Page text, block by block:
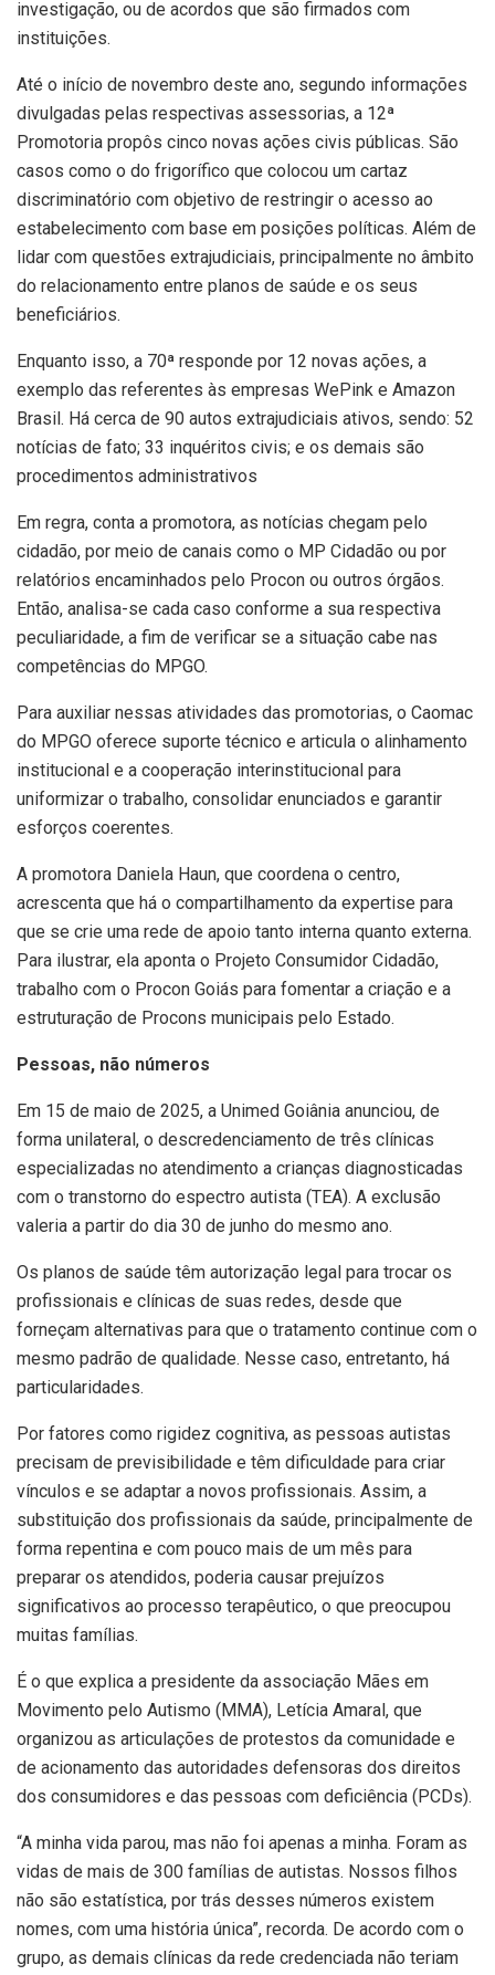
investigação, ou de acordos que são firmados com
instituições.
Até o início de novembro deste ano, segundo informações
divulgadas pelas respectivas assessorias, a 12ª
Promotoria propôs cinco novas ações civis públicas. São
casos como o do frigorífico que colocou um cartaz
discriminatório com objetivo de restringir o acesso ao
estabelecimento com base em posições políticas. Além de
lidar com questões extrajudiciais, principalmente no âmbito
do relacionamento entre planos de saúde e os seus
beneficiários.
Enquanto isso, a 70ª responde por 12 novas ações, a
exemplo das referentes às empresas WePink e Amazon
Brasil. Há cerca de 90 autos extrajudiciais ativos, sendo: 52
notícias de fato; 33 inquéritos civis; e os demais são
procedimentos administrativos
Em regra, conta a promotora, as notícias chegam pelo
cidadão, por meio de canais como o MP Cidadão ou por
relatórios encaminhados pelo Procon ou outros órgãos.
Então, analisa-se cada caso conforme a sua respectiva
peculiaridade, a fim de verificar se a situação cabe nas
competências do MPGO.
Para auxiliar nessas atividades das promotorias, o Caomac
do MPGO oferece suporte técnico e articula o alinhamento
institucional e a cooperação interinstitucional para
uniformizar o trabalho, consolidar enunciados e garantir
esforços coerentes.
A promotora Daniela Haun, que coordena o centro,
acrescenta que há o compartilhamento da expertise para
que se crie uma rede de apoio tanto interna quanto externa.
Para ilustrar, ela aponta o Projeto Consumidor Cidadão,
trabalho com o Procon Goiás para fomentar a criação e a
estruturação de Procons municipais pelo Estado.
Pessoas, não números
Em 15 de maio de 2025, a Unimed Goiânia anunciou, de
forma unilateral, o descredenciamento de três clínicas
especializadas no atendimento a crianças diagnosticadas
com o transtorno do espectro autista (TEA). A exclusão
valeria a partir do dia 30 de junho do mesmo ano.
Os planos de saúde têm autorização legal para trocar os
profissionais e clínicas de suas redes, desde que
forneçam alternativas para que o tratamento continue com o
mesmo padrão de qualidade. Nesse caso, entretanto, há
particularidades.
Por fatores como rigidez cognitiva, as pessoas autistas
precisam de previsibilidade e têm dificuldade para criar
vínculos e se adaptar a novos profissionais. Assim, a
substituição dos profissionais da saúde, principalmente de
forma repentina e com pouco mais de um mês para
preparar os atendidos, poderia causar prejuízos
significativos ao processo terapêutico, o que preocupou
muitas famílias.
É o que explica a presidente da associação Mães em
Movimento pelo Autismo (MMA), Letícia Amaral, que
organizou as articulações de protestos da comunidade e
de acionamento das autoridades defensoras dos direitos
dos consumidores e das pessoas com deficiência (PCDs).
“A minha vida parou, mas não foi apenas a minha. Foram as
vidas de mais de 300 famílias de autistas. Nossos filhos
não são estatística, por trás desses números existem
nomes, com uma história única”, recorda. De acordo com o
grupo, as demais clínicas da rede credenciada não teriam